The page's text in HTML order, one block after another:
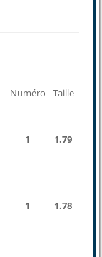
Numéro Taille
1 1.79
1 1.78